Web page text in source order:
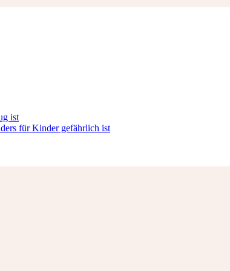
ist
für Kinder gefährlich ist